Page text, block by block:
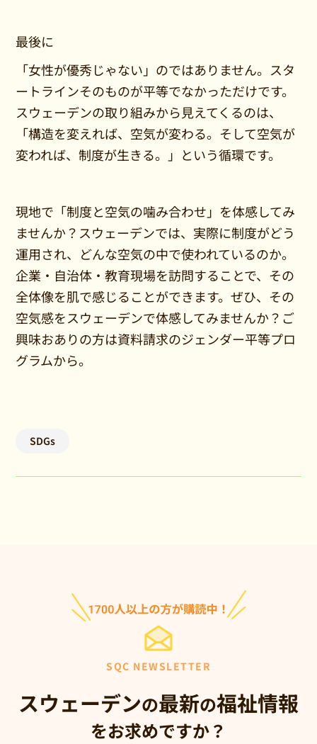
最後に
「女性が優秀じゃない」のではありません。スタ
ートラインそのものが平等でなかっただけです。
スウェーデンの取り組みから見えてくるのは、
「構造を変えれば、空気が変わる。そして空気が
変われば、制度が生きる。」という循環です。
現地で「制度と空気の噛み合わせ」を体感してみ
ませんか？スウェーデンでは、実際に制度がどう
運用され、どんな空気の中で使われているのか。
企業・自治体・教育現場を訪問することで、その
全体像を肌で感じることができます。ぜひ、その
空気感をスウェーデンで体感してみませんか？ご
興味おありの方は資料請求のジェンダー平等プロ
グラムから。
SDGs
SQC NEWSLETTER
スウェーデンの最新の福祉情報
をお求めですか？